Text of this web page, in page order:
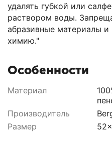
удалять губкой или
раствором воды.
абразивные материалы
химию."
Особенности
Материал
Производитель
Размер